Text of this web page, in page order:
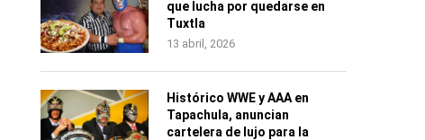
que lucha por quedarse en
Tuxtla
13 abril, 2026
Histórico WWE y AAA en
Tapachula, anuncian
cartelera de lujo para la